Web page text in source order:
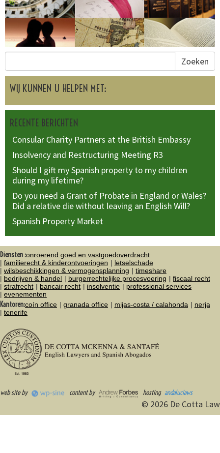
Zoeken
WIJ KUNNEN U HELPEN MET:
RECENTE BERICHTEN
Consular Charity Partners at the British Embassy
Insolvency and Restructuring Meeting R3
Should I gift my Spanish property to my children
during my lifetime?
Do you need a Grant of Probate in England or Wales?
Did a relative die without leaving an English Will?
Spanish Property Market
Diensten :onroerend goed en vastgoedoverdracht
familierecht & kinderontvoeringen
letselschade
wilsbeschikkingen & vermogensplanning
timeshare
bedrijven & handel
burgerrechtelijke procesvoering
fiscaal recht
strafrecht
bancair recht insolventie
professional services
evenementen
Kantoren:coín office granada office mijas-costa / calahonda
nerja
tenerife
web site by content by hosting andaluciaws
© 2026 De Cotta Law